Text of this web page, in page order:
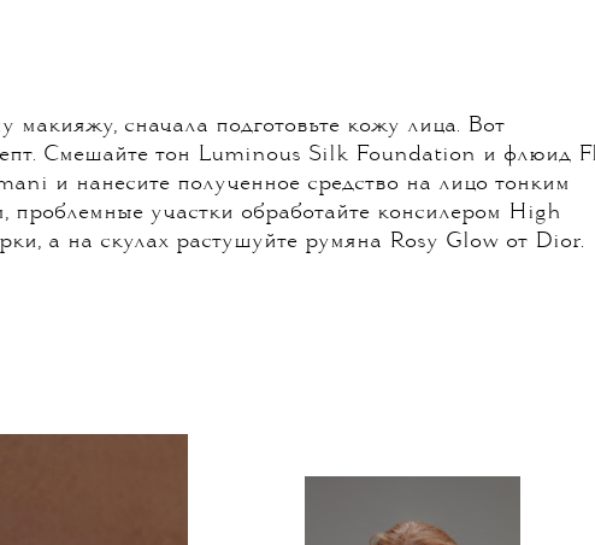
макияжу, сначала подготовьте кожу лица. Вот
Смешайте тон Luminous Silk Foundation и флюид
и нанесите полученное средство на лицо тонким
проблемные участки обработайте консилером High
а на скулах растушуйте румяна Rosy Glow от Dior.